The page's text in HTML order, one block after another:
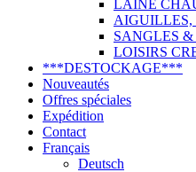
LAINE
AIGUILLES,
SANGLES &
LOISIRS
***DESTOCKAGE***
Nouveautés
Offres spéciales
Expédition
Contact
Français
Deutsch